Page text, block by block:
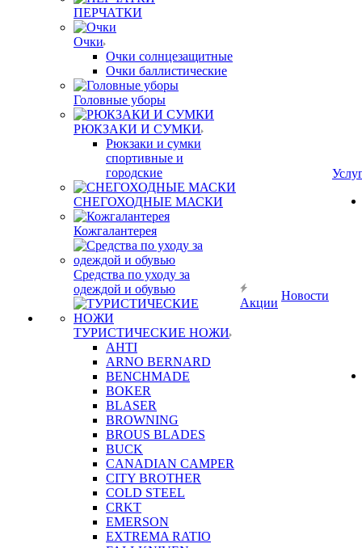
ПЕРЧАТКИ
Очки
Очки солнцезащитные
Очки баллистические
Головные уборы
РЮКЗАКИ И СУМКИ
Рюкзаки и сумки
спортивные и
городские
СНЕГОХОДНЫЕ МАСКИ
Кожгалантерея
Средства по уходу за
одеждой и обувью
ТУРИСТИЧЕСКИЕ НОЖИ
AHTI
ARNO BERNARD
BENCHMADE
BOKER
BLASER
BROWNING
BROUS BLADES
BUCK
CANADIAN CAMPER
CITY BROTHER
COLD STEEL
CRKT
EMERSON
EXTREMA RATIO
Акции
Новости